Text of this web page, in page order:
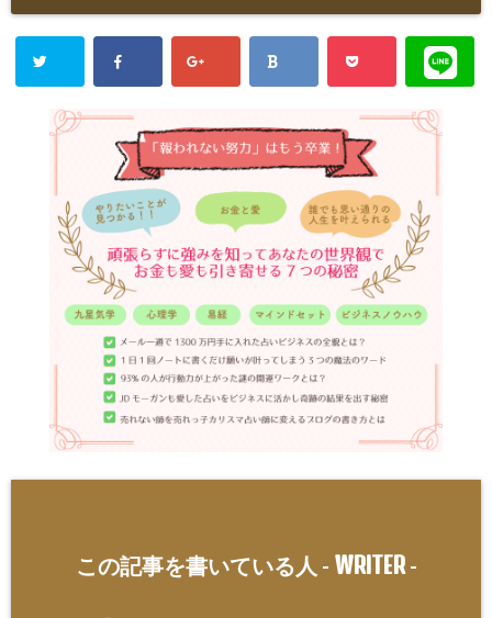
この記事を書いている人 - WRITER-